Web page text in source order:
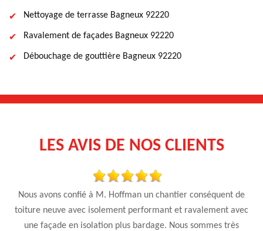
Nettoyage de terrasse Bagneux 92220
Ravalement de façades Bagneux 92220
Débouchage de gouttière Bagneux 92220
LES AVIS DE NOS CLIENTS
Nous avons confié à M. Hoffman un chantier conséquent de
toiture neuve avec isolement performant et ravalement avec
une façade en isolation plus bardage. Nous sommes très